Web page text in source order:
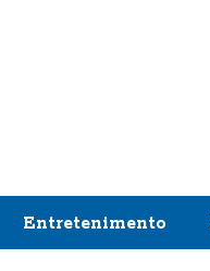
Entretenimento